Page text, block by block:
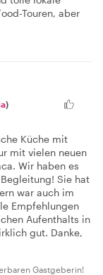
Touren, aber
)
Küche mit
mit vielen neuen
Wir haben es
Sie hat
war auch im
Empfehlungen
Aufenthalts in
gut. Danke,
Gastgeberin!